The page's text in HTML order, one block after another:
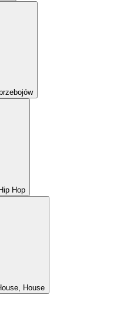
Hop
House